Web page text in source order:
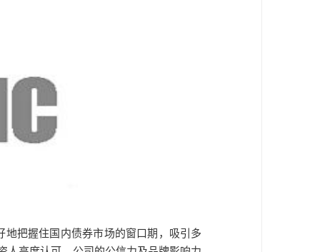
把握住国内债券市场的窗口期，吸引多